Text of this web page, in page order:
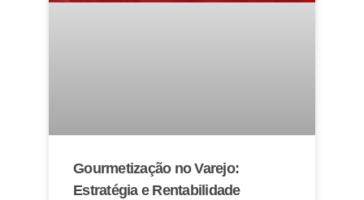
Gourmetização no Varejo:
Estratégia e Rentabilidade